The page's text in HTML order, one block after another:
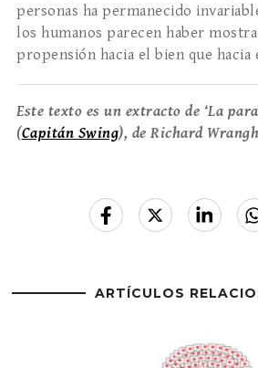
personas ha permanecido
los humanos parecen haber
propensión hacia el bien que hacia
Este texto es un extracto de ‘La
(Capitán Swing), de Richard
ARTÍCULOS